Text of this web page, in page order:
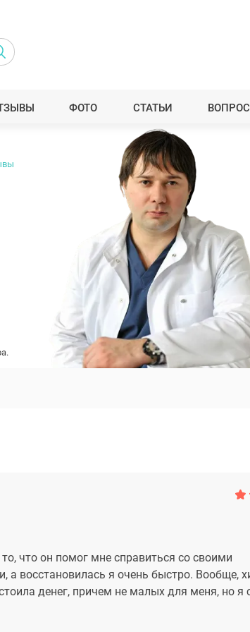
ФОТО СТАТЬИ
что он помог мне справиться со своими
восстановилась я очень быстро. Вообще,
денег, причем не малых для меня, но я